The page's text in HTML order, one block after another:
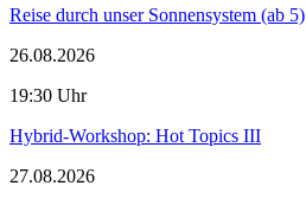
Reise durch unser Sonnensystem (ab 5)
26.08.2026
19:30 Uhr
Hybrid-Workshop: Hot Topics III
27.08.2026